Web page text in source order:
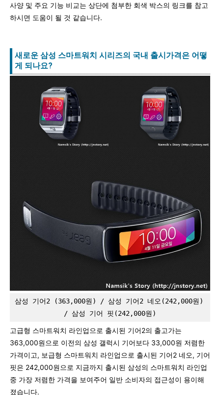
사양 및 주요 기능 비교는 상단에 첨부한 회색 박스의 링크를 참고
하시면 도움이 될 것 같습니다.
새로운 삼성 스마트워치 시리즈의 국내 출시가격은 어떻
게 되나요?
삼성 기어2 (363,000원) / 삼성 기어2 네오(242,000원)
/ 삼성 기어 핏(242,000원)
고급형 스마트워치 라인업으로 출시된 기어2의 출고가는
363,000원으로 이전의 삼성 갤럭시 기어보다 33,000원 저렴한
가격이고, 보급형 스마트워치 라인업으로 출시된 기어2 네오, 기어
핏은 242,000원으로 지금까지 출시된 삼성의 스마트워치 라인업
중 가장 저렴한 가격을 보여주어 일반 소비자의 접근성이 용이해
졌습니다.